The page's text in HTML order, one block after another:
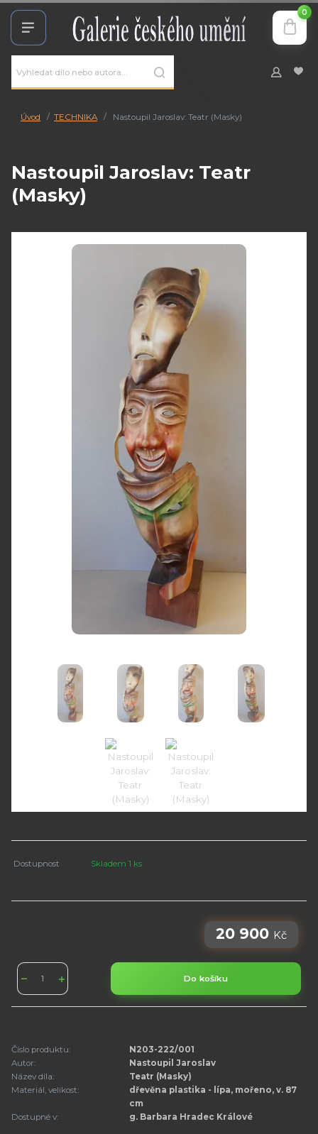
0
Úvod TECHNIKA Nastoupil Jaroslav: Teatr (Masky)
Nastoupil Jaroslav: Teatr
(Masky)
Dostupnost Skladem 1 ks
20 900 Kč
Do košíku
Číslo produktu:
N203-222/001
Autor:
Nastoupil Jaroslav
Název díla:
Teatr (Masky)
Materiál, velikost:
dřevěna plastika - lípa, mořeno, v. 87
cm
Dostupné v:
g. Barbara Hradec Králové